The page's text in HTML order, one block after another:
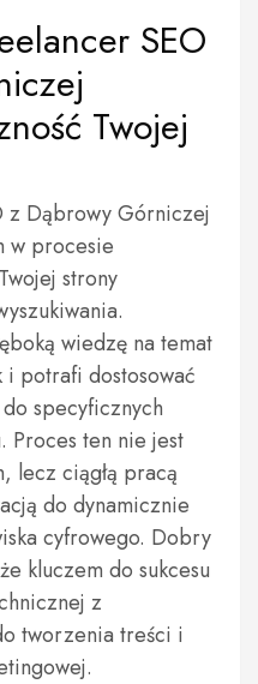
SEO
Twojej
z Dąbrowy Górniczej
w procesie
strony
wiedzę na temat
i potrafi dostosować
specyficznych
Proces ten nie jest
lecz ciągłą pracą
do dynamicznie
cyfrowego. Dobry
kluczem do sukcesu
z
tworzenia treści i